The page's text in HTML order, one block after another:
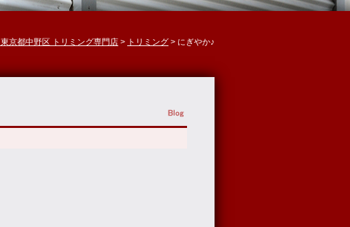
京都中野区 トリミング専門店 > トリミング > にぎやか♪